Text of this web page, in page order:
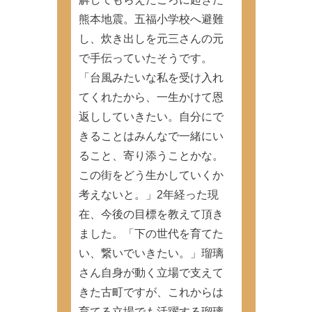
熊本地震。五福小学校へ避難
し、炊き出しを元三さんの元
で手伝っていたそうです。
「台風みたいな私を受け入れ
てくれたから、一生かけて恩
返ししていきたい。自分にで
きることはみんなで一緒にい
ること、寄り添うことかな。
この街をどう生かしていくか
考えないと。」2年経った現
在、今後の目標を教えて頂き
ました。「下の世代を育てた
い、繋いでいきたい。」瑠璃
さん自身が動く立場で支えて
きた古町ですが、これからは